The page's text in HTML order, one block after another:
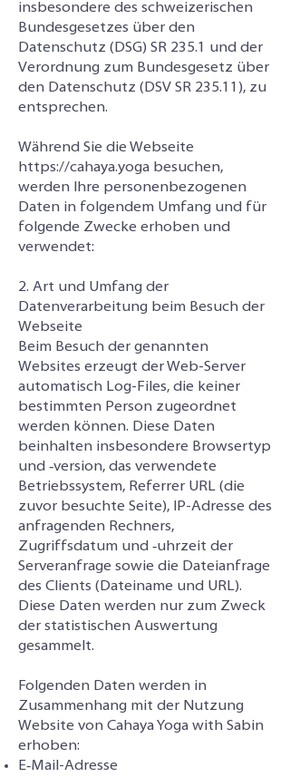
insbesondere des schweizerischen
Bundesgesetzes über den
Datenschutz (DSG) SR 235.1 und der
Verordnung zum Bundesgesetz über
den Datenschutz (DSV SR 235.11), zu
entsprechen.
Während Sie die Webseite
https://cahaya.yoga besuchen,
werden Ihre personenbezogenen
Daten in folgendem Umfang und für
folgende Zwecke erhoben und
verwendet:
2. Art und Umfang der
Datenverarbeitung beim Besuch der
Webseite
Beim Besuch der genannten
Websites erzeugt der Web-Server
automatisch Log-Files, die keiner
bestimmten Person zugeordnet
werden können. Diese Daten
beinhalten insbesondere Browsertyp
und ‑version, das verwendete
Betriebssystem, Referrer URL (die
zuvor besuchte Seite), IP-Adresse des
anfragenden Rechners,
Zugriffsdatum und ‑uhrzeit der
Serveranfrage sowie die Dateianfrage
des Clients (Dateiname und URL).
Diese Daten werden nur zum Zweck
der statistischen Auswertung
gesammelt.
Folgenden Daten werden in
Zusammenhang mit der Nutzung
Website von Cahaya Yoga with Sabin
erhoben:
E‑Mail-Adresse